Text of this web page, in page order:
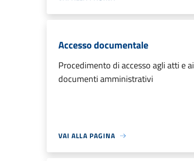
Accesso documentale
Procedimento di accesso agli atti e ai
documenti amministrativi
VAI ALLA PAGINA